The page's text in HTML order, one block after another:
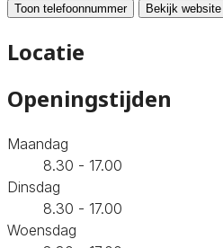
Toon telefoonnummer Bekijk website
Locatie
Openingstijden
Maandag
8.30 - 17.00
Dinsdag
8.30 - 17.00
Woensdag